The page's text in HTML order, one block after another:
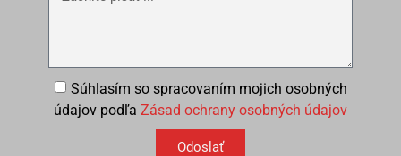
Súhlasím so spracovaním mojich osobných
údajov podľa Zásad ochrany osobných údajov
Odoslať